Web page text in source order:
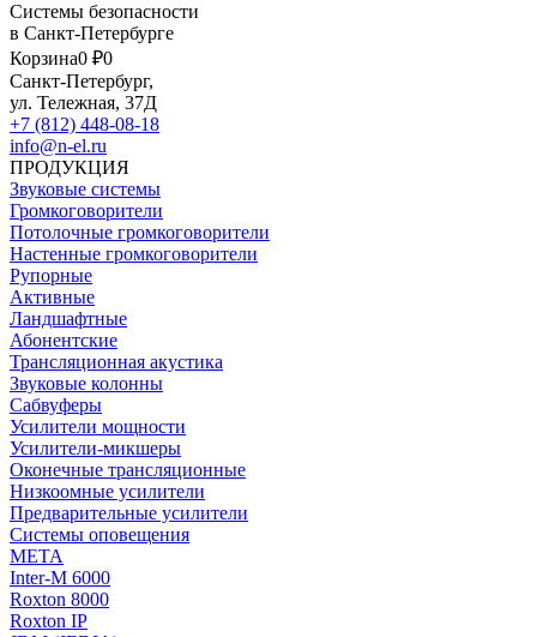
Системы безопасности
в Санкт-Петербурге
Корзина0 ₽0
Санкт-Петербург,
ул. Тележная, 37Д
+7 (812) 448-08-18
info@n-el.ru
ПРОДУКЦИЯ
Звуковые системы
Громкоговорители
Потолочные громкоговорители
Настенные громкоговорители
Рупорные
Активные
Ландшафтные
Абонентские
Трансляционная акустика
Звуковые колонны
Сабвуферы
Усилители мощности
Усилители-микшеры
Оконечные трансляционные
Низкоомные усилители
Предварительные усилители
Системы оповещения
МЕТА
Inter-M 6000
Roxton 8000
Roxton IP